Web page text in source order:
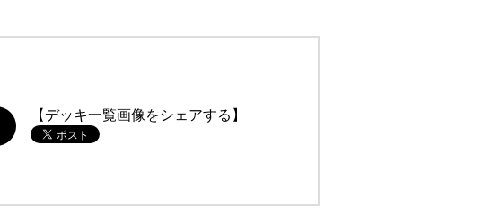
【デッキ一覧画像をシェアする】